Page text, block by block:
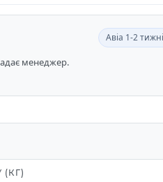
Авіа 1-2
менеджер.